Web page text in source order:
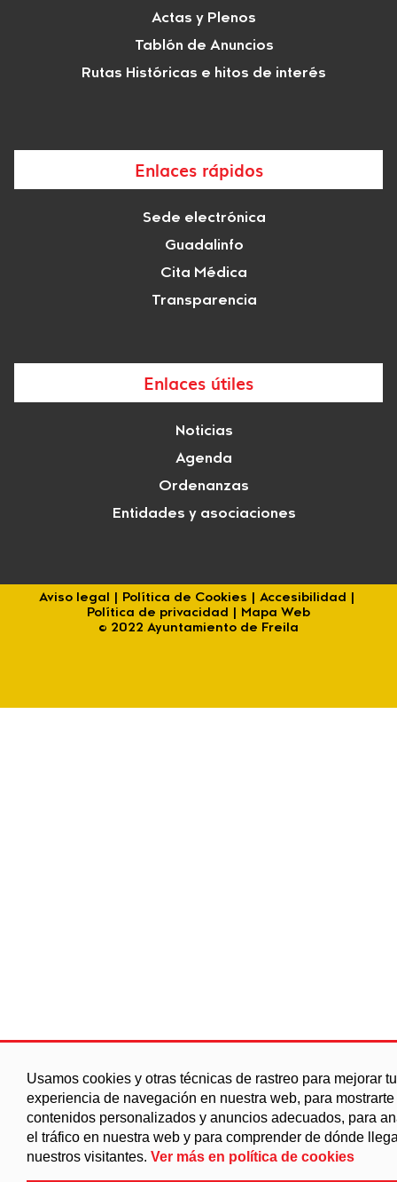
Usamos cookies y otras técnicas de rastreo para mejorar tu
experiencia de navegación en nuestra web, para mostrarte
contenidos personalizados y anuncios adecuados, para
el tráfico en nuestra web y para comprender de dónde
nuestros visitantes. Ver más en política de cookies
Actas y Plenos
Tablón de Anuncios
Rutas Históricas e hitos de interés
Enlaces rápidos
Sede electrónica
Guadalinfo
Cita Médica
Transparencia
Enlaces útiles
Noticias
Agenda
Ordenanzas
Entidades y asociaciones
© 2022 Ayuntamiento de Freila
Aviso legal Política de Cookies Accesibilidad
Política de privacidad
Mapa Web